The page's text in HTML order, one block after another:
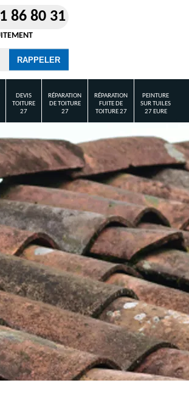
86 80 31
DEVIS
TOITURE
27
RÉPARATION
DE TOITURE
27
RÉPARATION
FUITE DE
TOITURE 27
PEINTURE
SUR TUILES
27 EURE